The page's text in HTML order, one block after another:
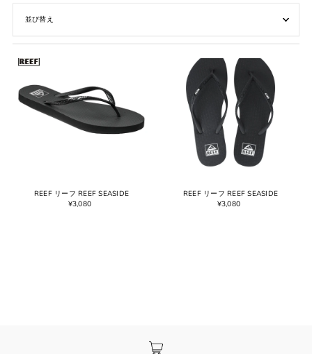
関連性が最も高い
ベストセラー
アルファベット順, A-Z
アルファベット順, Z-A
古い商品順
REEF リーフ REEF SEASIDE
¥3,080
REEF リーフ REEF SEASIDE
¥3,080